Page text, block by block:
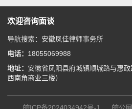
欢迎咨询面谈
导航搜索：安徽凤佳律师事务所
电话： 18055069988
地址： 安徽省凤阳县府城镇顺城路与惠
西南角商业三楼）